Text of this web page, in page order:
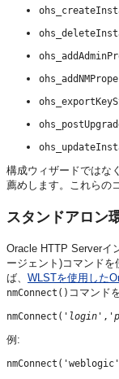
構成ウィザードではなく
薦めします。これらの
スタンドアロン
Oracle HTTP Serverイ
ージェント)コマンドを
ば、 WLSTを使用した
nmConnect() コマンド
nmConnect(' login ','
例: